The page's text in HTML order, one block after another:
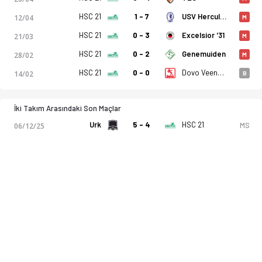
12/04 HSC 21 1 - 7 USV Hercules M
21/03 HSC 21 0 - 3 Excelsior '31 M
28/02 HSC 21 0 - 2 Genemuiden M
14/02 HSC 21 0 - 0 Dovo Veenendaal B
İki Takım Arasındaki Son Maçlar
06/12/25 Urk 5 - 4 HSC 21 MS